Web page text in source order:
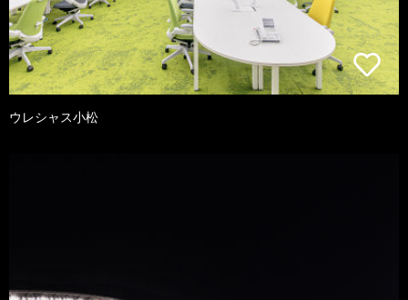
ウレシャス小松